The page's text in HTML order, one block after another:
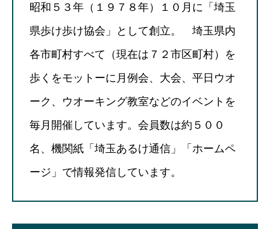
昭和５３年（１９７８年）１０月に「埼玉
県歩け歩け協会」として創立。 埼玉県内
各市町村すべて（現在は７２市区町村）を
歩くをモットーに月例会、大会、平日ウオ
ーク、ウオーキング教室などのイベントを
毎月開催しています。会員数は約５００
名、機関紙「埼玉あるけ通信」「ホームペ
ージ」で情報発信しています。